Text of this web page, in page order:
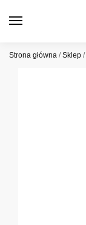
Strona główna /Sklep /